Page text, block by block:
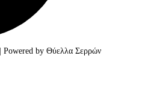
by Θύελλα Σερρών